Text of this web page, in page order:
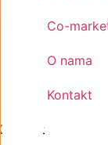
Co-
O nama
Kontakt
Kontakt